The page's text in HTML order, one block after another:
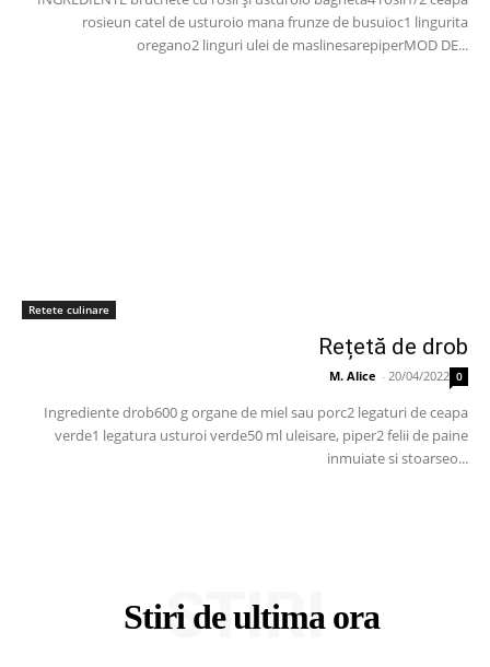
rosieun catel de usturoio mana frunze de busuioc1 lingurita
oregano2 linguri ulei de maslinesarepiperMOD DE...
Retete culinare
Rețetă de drob
M. Alice - 20/04/2022 0
Ingrediente drob600 g organe de miel sau porc2 legaturi de ceapa
verde1 legatura usturoi verde50 ml uleisare, piper2 felii de paine
inmuiate si stoarseo...
Stiri de ultima ora
STIRI